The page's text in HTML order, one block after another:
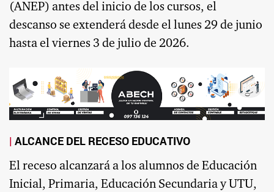
(ANEP) antes del inicio de los cursos, el
descanso se extenderá desde el lunes 29 de junio
hasta el viernes 3 de julio de 2026.
ALCANCE DEL RECESO EDUCATIVO
El receso alcanzará a los alumnos de Educación
Inicial, Primaria, Educación Secundaria y UTU,